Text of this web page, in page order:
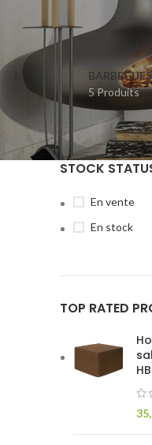
BARBECUES
5 Produits
STOCK
En vente
En stock
TOP RATED